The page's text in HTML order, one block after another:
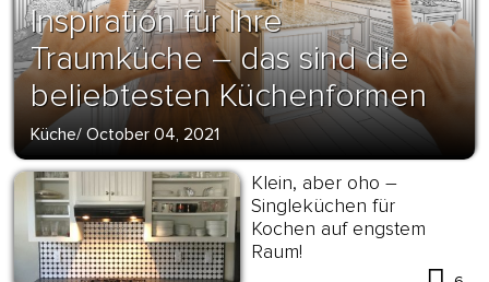
Inspiration für Ihre
Traumküche – das sind die
beliebtesten Küchenformen
Küche/ October 04, 2021
Klein, aber oho –
Singleküchen für
Kochen auf engstem
Raum!